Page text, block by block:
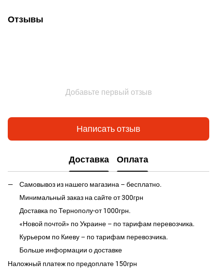
Отзывы
Добавьте первый отзыв
Написать отзыв
Доставка Оплата
Самовывоз из нашего магазина – бесплатно.
Минимальный заказ на сайте от 300грн
Доставка по Тернополу-от 1000грн.
«Новой почтой» по Украине – по тарифам перевозчика.
Курьером по Киеву – по тарифам перевозчика.
Больше информации о доставке
Наложный платеж по предоплате 150грн